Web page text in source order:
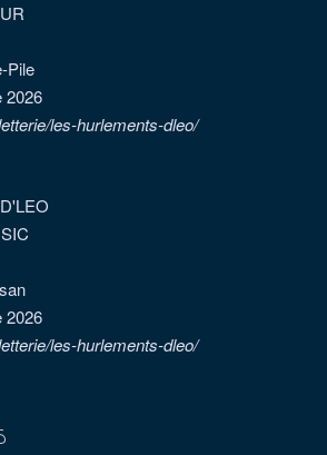
Pile
2026
les-hurlements-dleo/
2026
les-hurlements-dleo/